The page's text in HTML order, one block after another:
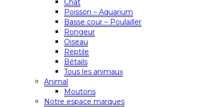
Chat
Poisson – Aquarium
Basse cour – Poulailler
Rongeur
Oiseau
Reptile
Bétails
Tous les animaux
Animal
Moutons
Notre espace marques